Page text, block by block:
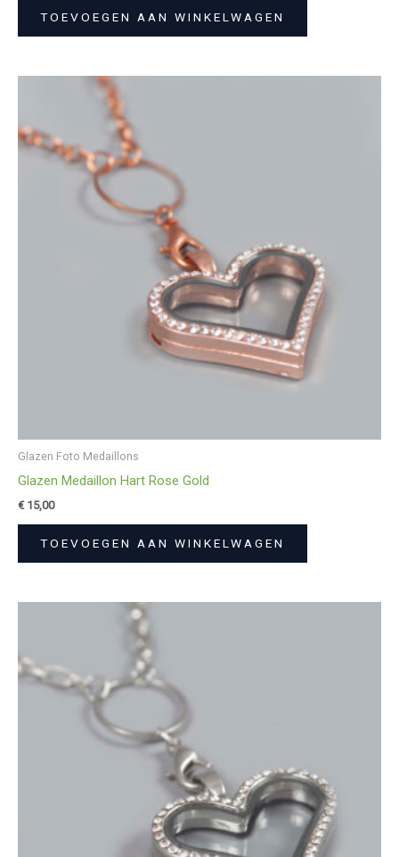
TOEVOEGEN AAN WINKELWAGEN
Glazen Foto Medaillons
Glazen Medaillon Hart Rose Gold
€15,00
TOEVOEGEN AAN WINKELWAGEN